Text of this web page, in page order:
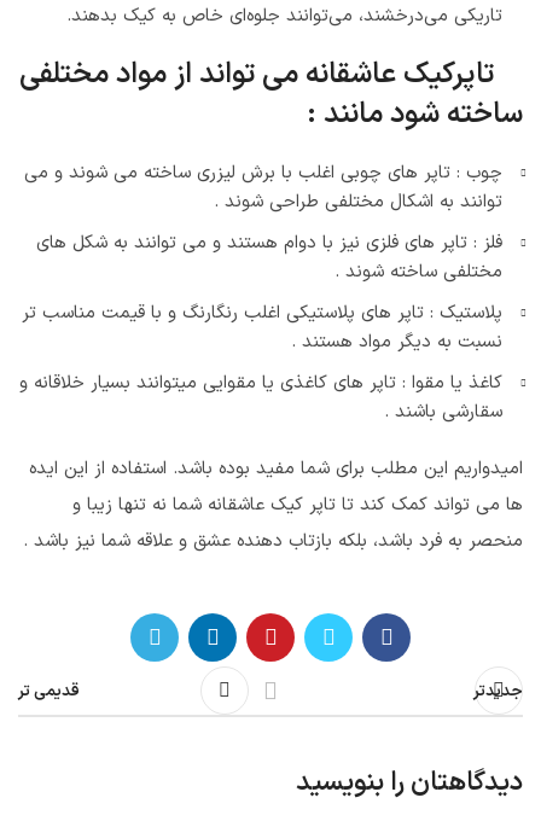
تاریکی می‌درخشند، می‌توانند جلوه‌ای خاص به کیک بدهند.
تاپرکیک عاشقانه می تواند از مواد مختلفی
ساخته شود مانند :
چوب : تاپر های چوبی اغلب با برش لیزری ساخته می شوند و می
توانند به اشکال مختلفی طراحی شوند .
فلز : تاپر های فلزی نیز با دوام هستند و می توانند به شکل های
مختلفی ساخته شوند .
پلاستیک : تاپر های پلاستیکی اغلب رنگارنگ و با قیمت مناسب تر
نسبت به دیگر مواد هستند .
کاغذ یا مقوا : تاپر های کاغذی یا مقوایی میتوانند بسیار خلاقانه و
سقارشی باشند .
امیدواریم این مطلب برای شما مفید بوده باشد. استفاده از این ایده
ها می تواند کمک کند تا تاپر کیک عاشقانه شما نه تنها زیبا و
منحصر به فرد باشد، بلکه بازتاب دهنده عشق و علاقه شما نیز باشد .
جدیدتر قدیمی تر
دیدگاهتان را بنویسید